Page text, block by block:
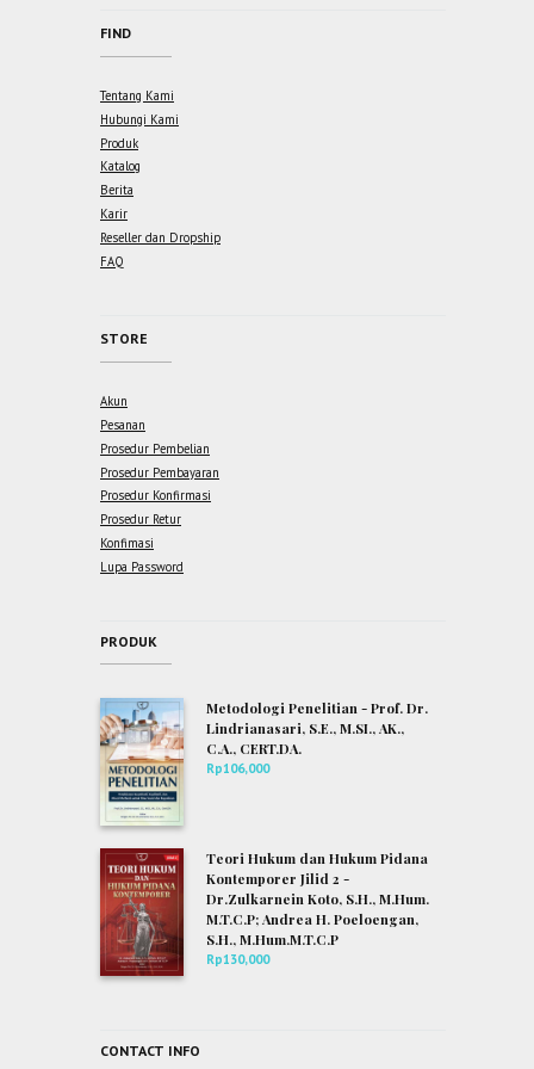
FIND
Tentang Kami
Hubungi Kami
Produk
Katalog
Berita
Karir
Reseller dan Dropship
FAQ
STORE
Akun
Pesanan
Prosedur Pembelian
Prosedur Pembayaran
Prosedur Konfirmasi
Prosedur Retur
Konfimasi
Lupa Password
PRODUK
Metodologi Penelitian - Prof. Dr.
Lindrianasari, S.E., M.SI., AK.,
C.A., CERT.DA.
Rp106,000
Teori Hukum dan Hukum Pidana
Kontemporer Jilid 2 -
Dr.Zulkarnein Koto, S.H., M.Hum.
M.T.C.P; Andrea H. Poeloengan,
S.H., M.Hum.M.T.C.P
Rp130,000
CONTACT INFO